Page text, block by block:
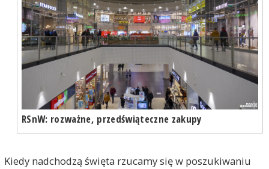
RSnW: rozważne, przedświąteczne zakupy
Kiedy nadchodzą święta rzucamy się w poszukiwaniu